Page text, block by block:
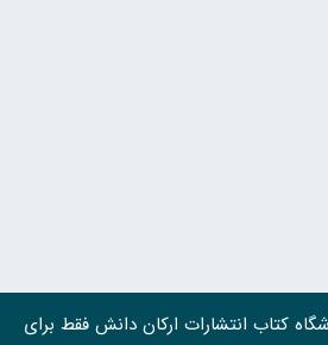
کتاب انتشارات ارکان دانش فقط برای